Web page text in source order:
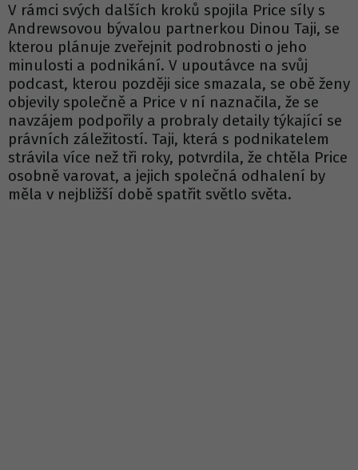
V rámci svých dalších kroků spojila Price síly s
Andrewsovou bývalou partnerkou Dinou Taji, se
kterou plánuje zveřejnit podrobnosti o jeho
minulosti a podnikání. V upoutávce na svůj
podcast, kterou později sice smazala, se obě ženy
objevily společně a Price v ní naznačila, že se
navzájem podpořily a probraly detaily týkající se
právních záležitostí. Taji, která s podnikatelem
strávila více než tři roky, potvrdila, že chtěla Price
osobně varovat, a jejich společná odhalení by
měla v nejbližší době spatřit světlo světa.